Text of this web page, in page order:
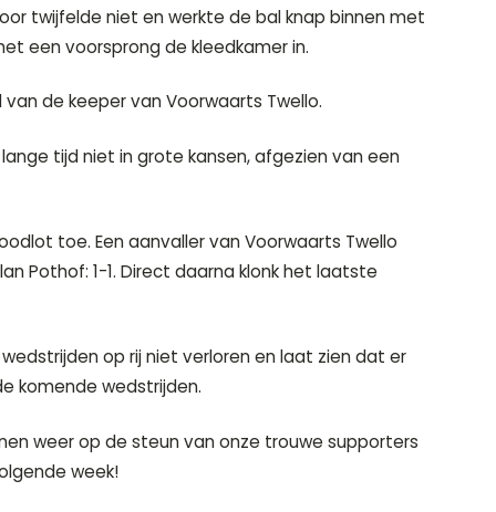
twijfelde niet en werkte de bal knap binnen met
een voorsprong de kleedkamer in.
de keeper van Voorwaarts Twello.
tijd niet in grote kansen, afgezien van een
toe. Een aanvaller van Voorwaarts Twello
Pothof: 1-1. Direct daarna klonk het laatste
op rij niet verloren en laat zien dat er
komende wedstrijden.
weer op de steun van onze trouwe supporters
week!